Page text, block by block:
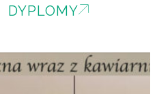
DYPLOMY